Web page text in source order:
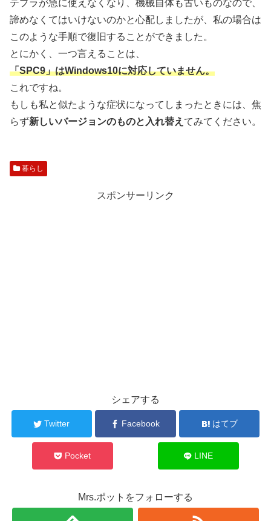
テプラが急に使えなくなり、機械自体も古いものなので、
諦めなくてはいけないのかと心配しましたが、私の場合は
このような手順で復旧することができました。
とにかく、一つ言えることは、
「SPC9」はWindows10に対応していません。
これですね。
もしも私と似たような症状になってしまったときには、焦
らず新しいバージョンのものと入れ替え てみてください。
暮らし
スポンサーリンク
シェアする
Twitter Facebook はてブ
Pocket LINE
Mrs.ポットをフォローする